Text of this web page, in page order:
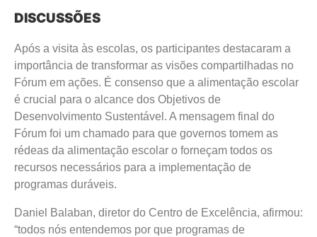
DISCUSSÕES
Após a visita às escolas, os participantes destacaram a
importância de transformar as visões compartilhadas no
Fórum em ações. É consenso que a alimentação escolar
é crucial para o alcance dos Objetivos de
Desenvolvimento Sustentável. A mensagem final do
Fórum foi um chamado para que governos tomem as
rédeas da alimentação escolar o forneçam todos os
recursos necessários para a implementação de
programas duráveis.
Daniel Balaban, diretor do Centro de Excelência, afirmou:
“todos nós entendemos por que programas de